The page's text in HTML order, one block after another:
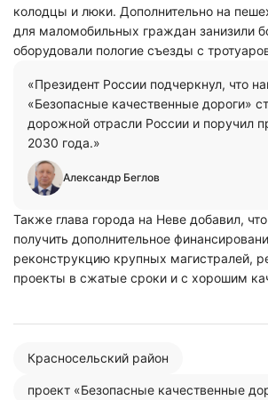
колодцы и люки. Дополнительно на
для маломобильных граждан занизили
оборудовали пологие съезды с
«Президент России подчеркнул, что
«Безопасные качественные дороги»
дорожной отрасли России и поручил
2030 года.»
Александр Беглов
Также глава города на Неве добавил,
получить дополнительное
реконструкцию крупных магистралей,
проекты в сжатые сроки и с хорошим
Красносельский район
проект «Безопасные качественные